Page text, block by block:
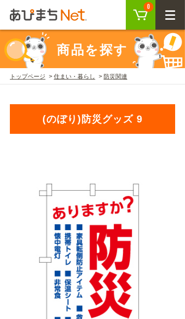
0
CLOSE
ログイン
会員登録
商品を探す
SEARCH
注目キーワード
韓国グルメ 駐車場
CATEGORY
飲食 住まい・暮らし
美容・健康 地域・観光
ご利用ガイド トップ
取り扱い商品一覧
既製デザイン商品注文方法
オリジナルオーダー注文方法
初めての方へ
BEGINNER'S GUIDE
初めての方へ トップ
商品について
商品を探す
トップページ 住まい・暮らし 防災関連
(のぼり)防災グッズ 9